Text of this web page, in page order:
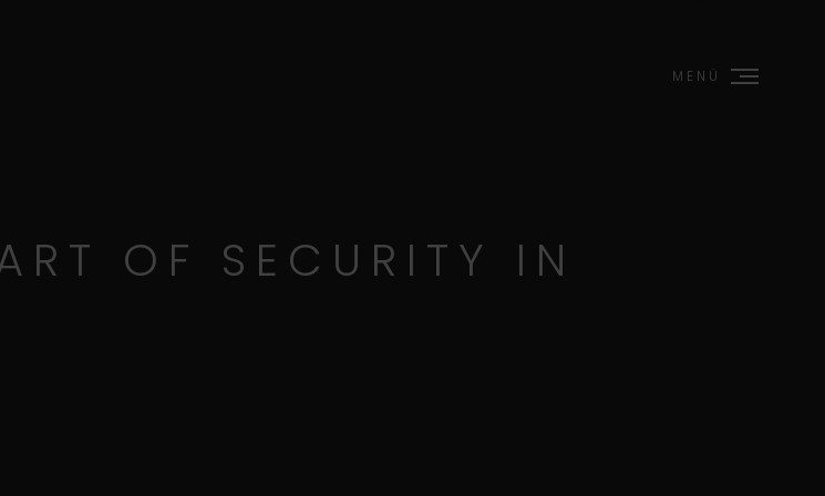
MENÜ
OF SECURITY IN